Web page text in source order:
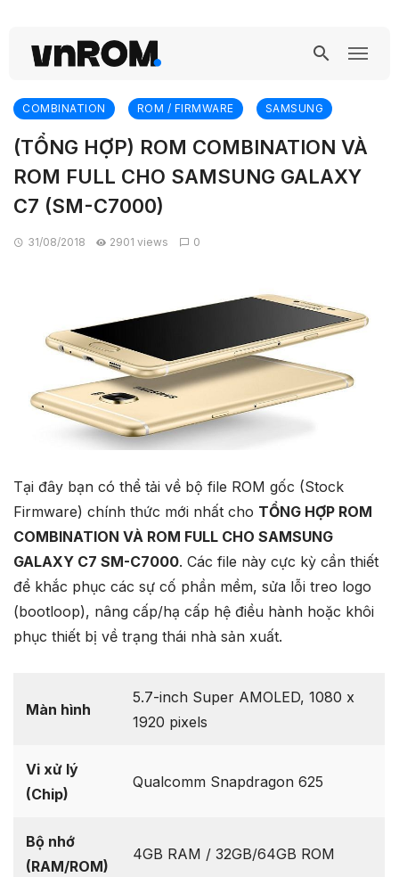
COMBINATION ROM / FIRMWARE SAMSUNG
(TỔNG HỢP) ROM COMBINATION VÀ
ROM FULL CHO SAMSUNG GALAXY
C7 (SM-C7000)
31/08/2018 2901 views 0
Tại đây bạn có thể tải về bộ file ROM gốc (Stock
Firmware) chính thức mới nhất cho TỔNG HỢP ROM
COMBINATION VÀ ROM FULL CHO SAMSUNG
GALAXY C7 SM-C7000. Các file này cực kỳ cần thiết
để khắc phục các sự cố phần mềm, sửa lỗi treo logo
(bootloop), nâng cấp/hạ cấp hệ điều hành hoặc khôi
phục thiết bị về trạng thái nhà sản xuất.
Màn hình
5.7-inch Super AMOLED, 1080 x
1920 pixels
Vi xử lý
(Chip)
Qualcomm Snapdragon 625
Bộ nhớ
(RAM/ROM)
4GB RAM / 32GB/64GB ROM